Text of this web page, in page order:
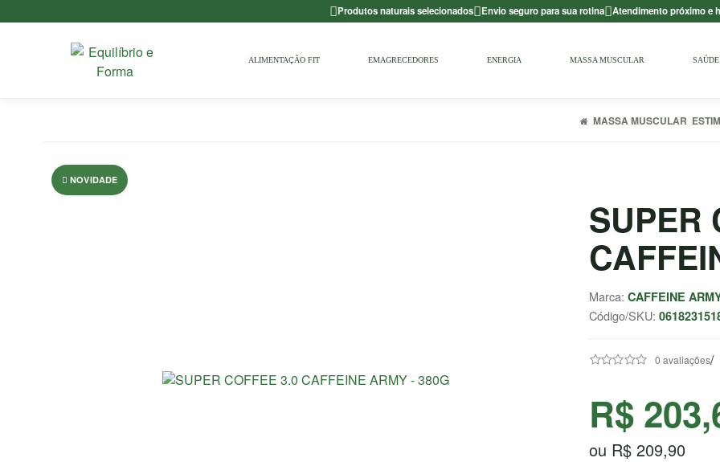
Produtos naturais selecionados Envio seguro para sua rotina Atendimento próximo e
ALIMENTAÇÃO FIT EMAGRECEDORES ENERGIA MASSA MUSCULAR
MASSA MUSCULAR
NOVIDADE
SUPER
Marca:CAFFEINE
Código/SKU:
0 avaliações/
R$
ou R$ 209,90